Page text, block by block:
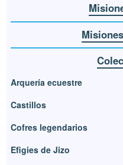
Arquería ecuestre
Castillos
Cofres legendarios
Efigies de Jizo